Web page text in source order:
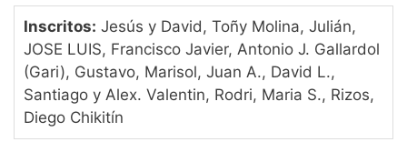
Inscritos: Jesús y David, Toñy Molina, Julián,
JOSE LUIS, Francisco Javier, Antonio J. Gallardol
(Gari), Gustavo, Marisol, Juan A., David L.,
Santiago y Alex. Valentin, Rodri, Maria S., Rizos,
Diego Chikitín